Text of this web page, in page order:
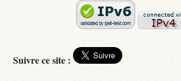
Suivre ce site :